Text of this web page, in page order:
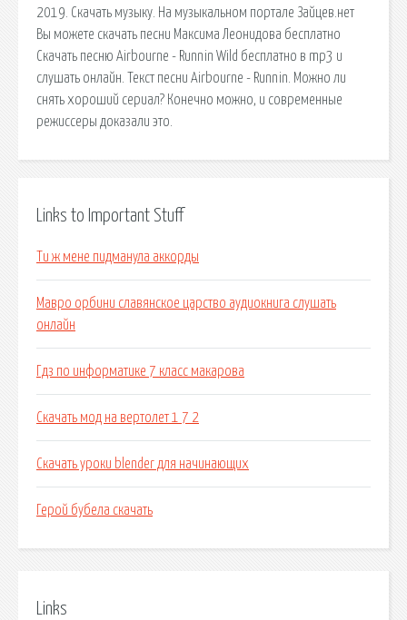
2019. Скачать музыку. На музыкальном портале Зайцев.нет
Вы можете скачать песни Максима Леонидова бесплатно
Скачать песню Airbourne - Runnin Wild бесплатно в mp3 и
слушать онлайн. Текст песни Airbourne - Runnin. Можно ли
снять хороший сериал? Конечно можно, и современные
режиссеры доказали это.
Links to Important Stuff
Ти ж мене пидманула аккорды
Мавро орбини славянское царство аудиокнига слушать
онлайн
Гдз по информатике 7 класс макарова
Скачать мод на вертолет 1 7 2
Скачать уроки blender для начинающих
Герой бубела скачать
Links